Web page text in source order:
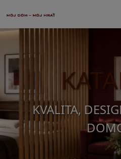
KVALITA,